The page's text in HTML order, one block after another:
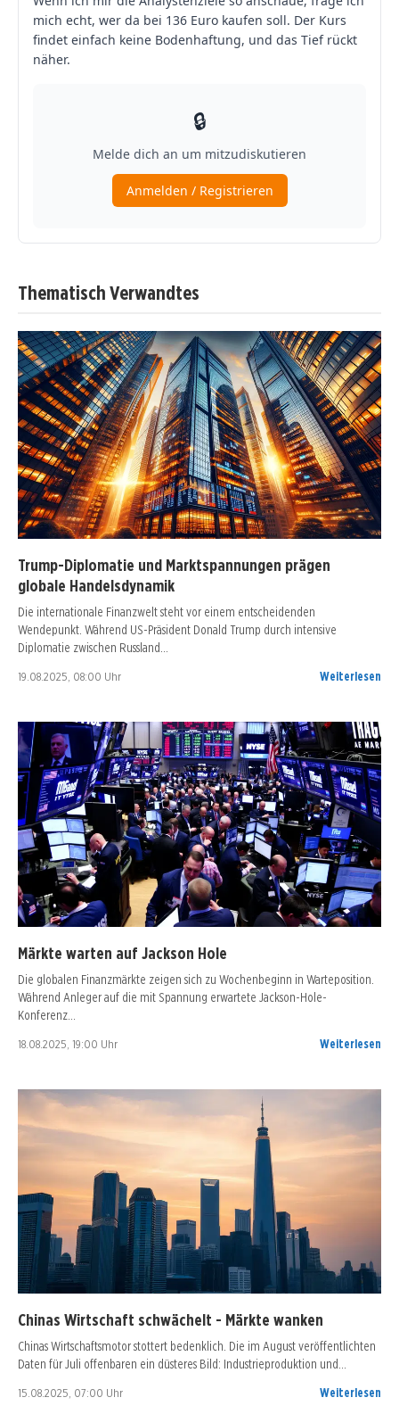
Thematisch Verwandtes
Trump-Diplomatie und Marktspannungen prägen
globale Handelsdynamik
Die internationale Finanzwelt steht vor einem entscheidenden
Wendepunkt. Während US-Präsident Donald Trump durch intensive
Diplomatie zwischen Russland…
19.08.2025, 08:00 Uhr Weiterlesen
Märkte warten auf Jackson Hole
Die globalen Finanzmärkte zeigen sich zu Wochenbeginn in Warteposition.
Während Anleger auf die mit Spannung erwartete Jackson-Hole-
Konferenz…
18.08.2025, 19:00 Uhr Weiterlesen
Chinas Wirtschaft schwächelt - Märkte wanken
Chinas Wirtschaftsmotor stottert bedenklich. Die im August veröffentlichten
Daten für Juli offenbaren ein düsteres Bild: Industrieproduktion und…
15.08.2025, 07:00 Uhr Weiterlesen